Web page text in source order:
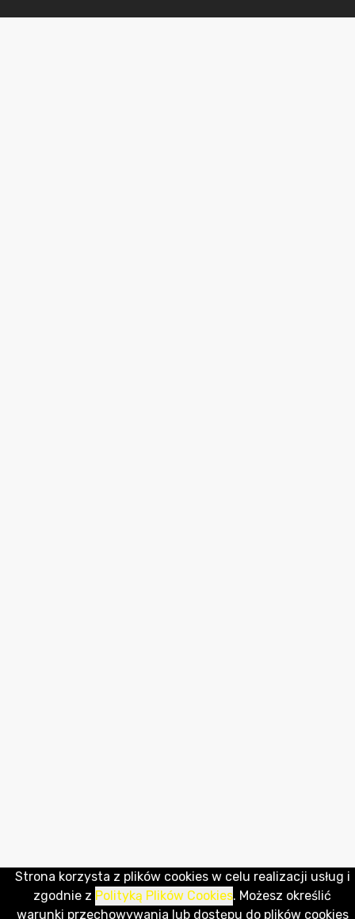
Strona korzysta z plików cookies w celu realizacji usług i
zgodnie z Polityką Plików Cookies. Możesz określić
warunki przechowywania lub dostępu do plików cookies